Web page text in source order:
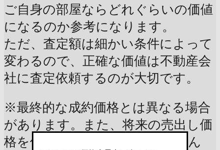
ご自身の部屋ならどれぐらいの価値
になるのか参考になります。
ただ、査定額は細かい条件によって
変わるので、正確な価値は不動産会
社に査定依頼するのが大切です。
※最終的な成約価格とは異なる場合
があります。また、将来の売出し価
格を保証するものではありません